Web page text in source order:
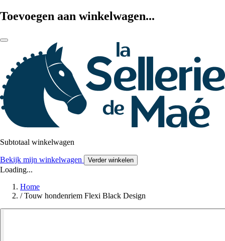
Toevoegen aan winkelwagen...
Subtotaal winkelwagen
Bekijk mijn winkelwagen Verder winkelen
Loading...
Home
/ Touw hondenriem Flexi Black Design